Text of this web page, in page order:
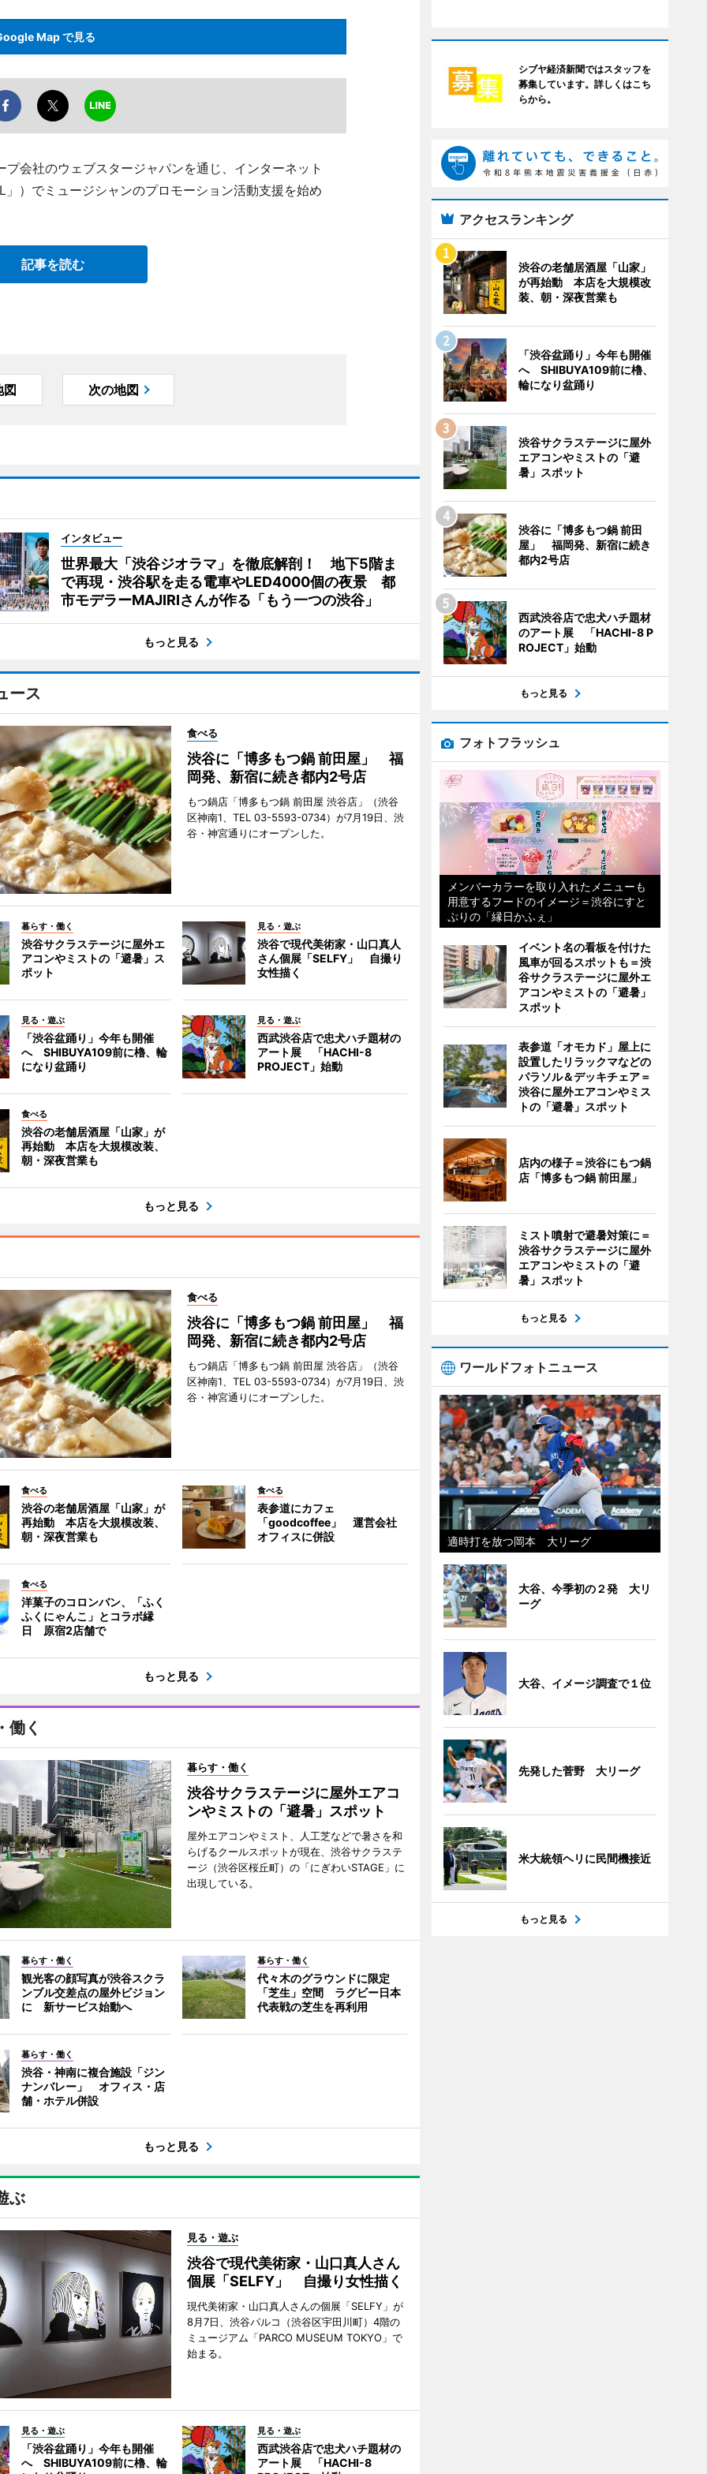
Map で見る
会社のウェブスタージャパンを通じ、インターネット
）でミュージシャンのプロモーション活動支援を始め
記事を読む
図 次の地図
インタビュー
世界最大「渋谷ジオラマ」を徹底解剖！ 地下5階ま
で再現・渋谷駅を走る電車やLED4000個の夜景 都
市モデラーMAJIRIさんが作る「もう一つの渋谷」
もっと見る
ース
食べる
渋谷に「博多もつ鍋 前田屋」 福
岡発、新宿に続き都内2号店
もつ鍋店「博多もつ鍋 前田屋 渋谷店」（渋谷
区神南1、TEL 03-5593-0734）が7月19日、渋
谷・神宮通りにオープンした。
暮らす・働く
渋谷サクラステージに屋外エ
アコンやミストの「避暑」ス
ポット
見る・遊ぶ
渋谷で現代美術家・山口真人
さん個展「SELFY」 自撮り
女性描く
見る・遊ぶ
「渋谷盆踊り」今年も開催
へ SHIBUYA109前に櫓、輪
になり盆踊り
見る・遊ぶ
西武渋谷店で忠犬ハチ題材の
アート展 「HACHI-8
PROJECT」始動
食べる
渋谷の老舗居酒屋「山家」が
再始動 本店を大規模改装、
朝・深夜営業も
もっと見る
食べる
渋谷に「博多もつ鍋 前田屋」 福
岡発、新宿に続き都内2号店
もつ鍋店「博多もつ鍋 前田屋 渋谷店」（渋谷
区神南1、TEL 03-5593-0734）が7月19日、渋
谷・神宮通りにオープンした。
食べる
渋谷の老舗居酒屋「山家」が
再始動 本店を大規模改装、
朝・深夜営業も
食べる
表参道にカフェ
「goodcoffee」 運営会社
オフィスに併設
食べる
洋菓子のコロンバン、「ふく
ふくにゃんこ」とコラボ縁
日 原宿2店舗で
もっと見る
働く
暮らす・働く
渋谷サクラステージに屋外エアコ
ンやミストの「避暑」スポット
屋外エアコンやミスト、人工芝などで暑さを和
らげるクールスポットが現在、渋谷サクラステ
ージ（渋谷区桜丘町）の「にぎわいSTAGE」に
出現している。
暮らす・働く
観光客の顔写真が渋谷スクラ
ンブル交差点の屋外ビジョン
に 新サービス始動へ
暮らす・働く
代々木のグラウンドに限定
「芝生」空間 ラグビー日本
代表戦の芝生を再利用
暮らす・働く
渋谷・神南に複合施設「ジン
ナンバレー」 オフィス・店
舗・ホテル併設
もっと見る
ぶ
見る・遊ぶ
渋谷で現代美術家・山口真人さん
個展「SELFY」 自撮り女性描く
現代美術家・山口真人さんの個展「SELFY」が
8月7日、渋谷パルコ（渋谷区宇田川町）4階の
ミュージアム「PARCO MUSEUM TOKYO」で
始まる。
見る・遊ぶ
「渋谷盆踊り」今年も開催
へ SHIBUYA109前に櫓、輪
見る・遊ぶ
西武渋谷店で忠犬ハチ題材の
アート展 「HACHI-8
シブヤ経済新聞ではスタッフを
募集しています。詳しくはこち
らから。
アクセスランキング
渋谷の老舗居酒屋「山家」
が再始動 本店を大規模改
装、朝・深夜営業も
「渋谷盆踊り」今年も開催
へ SHIBUYA109前に櫓、
輪になり盆踊り
渋谷サクラステージに屋外
エアコンやミストの「避
暑」スポット
渋谷に「博多もつ鍋 前田
屋」 福岡発、新宿に続き
都内2号店
西武渋谷店で忠犬ハチ題材
のアート展 「HACHI-8 P
ROJECT」始動
もっと見る
フォトフラッシュ
メンバーカラーを取り入れたメニューも
用意するフードのイメージ＝渋谷にすと
ぷりの「縁日かふぇ」
イベント名の看板を付けた
風車が回るスポットも＝渋
谷サクラステージに屋外エ
アコンやミストの「避暑」
スポット
表参道「オモカド」屋上に
設置したリラックマなどの
パラソル＆デッキチェア＝
渋谷に屋外エアコンやミス
トの「避暑」スポット
店内の様子＝渋谷にもつ鍋
店「博多もつ鍋 前田屋」
ミスト噴射で避暑対策に＝
渋谷サクラステージに屋外
エアコンやミストの「避
暑」スポット
もっと見る
ワールドフォトニュース
適時打を放つ岡本 大リーグ
大谷、今季初の２発 大リ
ーグ
大谷、イメージ調査で１位
先発した菅野 大リーグ
米大統領ヘリに民間機接近
もっと見る